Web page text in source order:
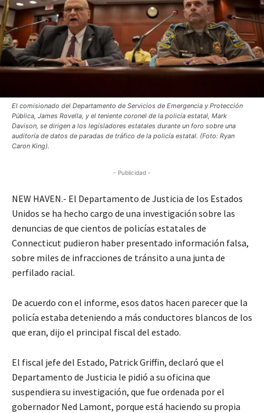
El comisionado del Departamento de Servicios de Emergencia y Protección
Pública, James Rovella, y el teniente coronel de la policía estatal, Mark
Davison, se dirigen a los legisladores estatales durante un foro sobre una
auditoría de datos de paradas de tráfico de la policía estatal. (Foto: Ryan
Caron King).
- Publicidad -
NEW HAVEN.- El Departamento de Justicia de los Estados
Unidos se ha hecho cargo de una investigación sobre las
denuncias de que cientos de policías estatales de
Connecticut pudieron haber presentado información falsa,
sobre miles de infracciones de tránsito a una junta de
perfilado racial.
De acuerdo con el informe, esos datos hacen parecer que la
policía estaba deteniendo a más conductores blancos de los
que eran, dijo el principal fiscal del estado.
El fiscal jefe del Estado, Patrick Griffin, declaró que el
Departamento de Justicia le pidió a su oficina que
suspendiera su investigación, que fue ordenada por el
gobernador Ned Lamont, porque está haciendo su propia